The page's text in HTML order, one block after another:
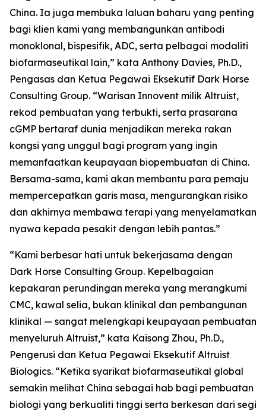
China. Ia juga membuka laluan baharu yang penting
bagi klien kami yang membangunkan antibodi
monoklonal, bispesifik, ADC, serta pelbagai modaliti
biofarmaseutikal lain,” kata Anthony Davies, Ph.D.,
Pengasas dan Ketua Pegawai Eksekutif Dark Horse
Consulting Group. “Warisan Innovent milik Altruist,
rekod pembuatan yang terbukti, serta prasarana
cGMP bertaraf dunia menjadikan mereka rakan
kongsi yang unggul bagi program yang ingin
memanfaatkan keupayaan biopembuatan di China.
Bersama-sama, kami akan membantu para pemaju
mempercepatkan garis masa, mengurangkan risiko
dan akhirnya membawa terapi yang menyelamatkan
nyawa kepada pesakit dengan lebih pantas.”
“Kami berbesar hati untuk bekerjasama dengan
Dark Horse Consulting Group. Kepelbagaian
kepakaran perundingan mereka yang merangkumi
CMC, kawal selia, bukan klinikal dan pembangunan
klinikal — sangat melengkapi keupayaan pembuatan
menyeluruh Altruist,” kata Kaisong Zhou, Ph.D.,
Pengerusi dan Ketua Pegawai Eksekutif Altruist
Biologics. “Ketika syarikat biofarmaseutikal global
semakin melihat China sebagai hab bagi pembuatan
biologi yang berkualiti tinggi serta berkesan dari segi